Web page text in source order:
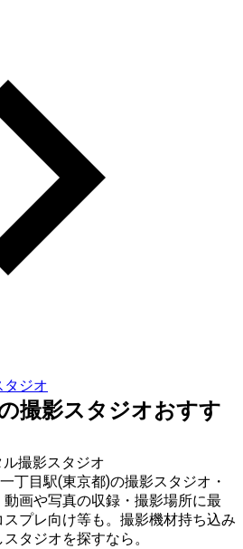
タジオ
撮影スタジオおすす
撮影スタジオ
丁目駅(東京都)の撮影スタジオ・
画や写真の収録・撮影場所に最
プレ向け等も。撮影機材持ち込み
タジオを探すなら。